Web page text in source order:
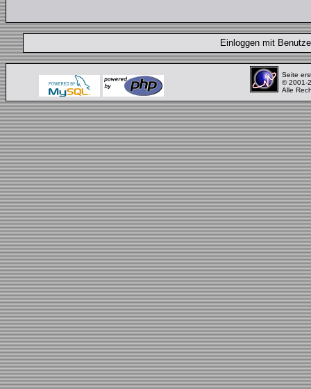
Einloggen mit
Seite
© 2001-
Alle